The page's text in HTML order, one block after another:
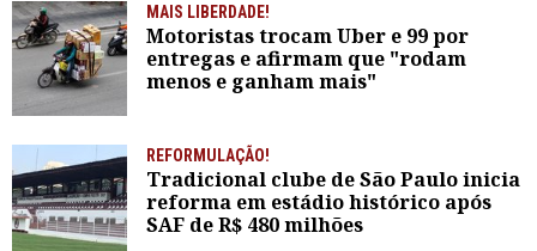
MAIS LIBERDADE!
Motoristas trocam Uber e 99 por
entregas e afirmam que "rodam
menos e ganham mais"
REFORMULAÇÃO!
Tradicional clube de São Paulo inicia
reforma em estádio histórico após
SAF de R$ 480 milhões